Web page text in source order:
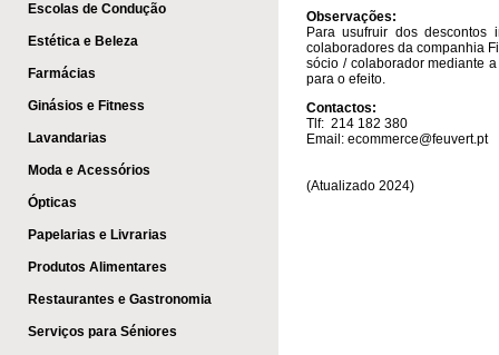
Escolas de Condução
Estética e Beleza
Farmácias
Ginásios e Fitness
Lavandarias
Moda e Acessórios
Ópticas
Papelarias e Livrarias
Produtos Alimentares
Restaurantes e Gastronomia
Serviços para Séniores
Observações:
Para usufruir dos descontos
colaboradores da companhia
sócio / colaborador mediante
para o efeito.
Contactos:
Tlf: 214 182 380
Email: ecommerce@feuvert.pt
(Atualizado 2024)